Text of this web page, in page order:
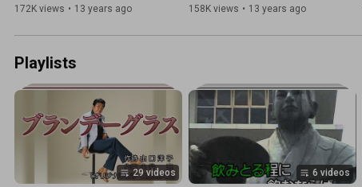
172K views • 13 years ago 158K views • 13 years ago
Playlists
29 videos 6 videos